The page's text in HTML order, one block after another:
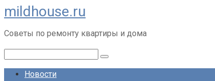
Перейти
к
контенту
mildhouse.ru
Советы по ремонту квартиры и дома
Новости